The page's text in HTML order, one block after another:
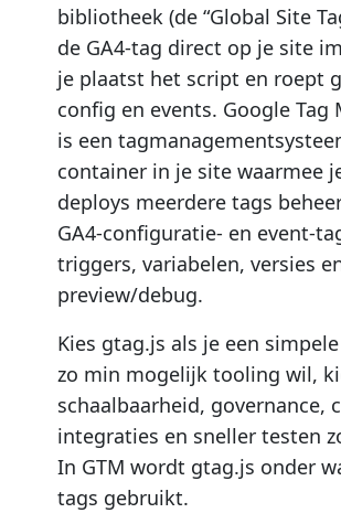
bibliotheek (de “Global Site
de GA4-tag direct op je site
je plaatst het script en roept
config en events. Google Tag
is een
container in je site waarmee
deploys meerdere tags
GA4-configuratie- en event-
triggers, variabelen, versies
preview/debug.
Kies gtag.js als je een
zo min mogelijk tooling wil,
schaalbaarheid, governance,
integraties en sneller testen
In GTM wordt gtag.js onder
tags gebruikt.